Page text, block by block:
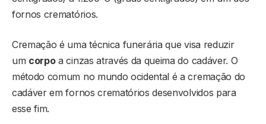
fornos crematórios.
Cremação é uma técnica funerária que visa reduzir
um corpoa cinzas através da queima do cadáver. O
método comum no mundo ocidental é a cremação do
cadáver em fornos crematórios desenvolvidos para
esse fim.